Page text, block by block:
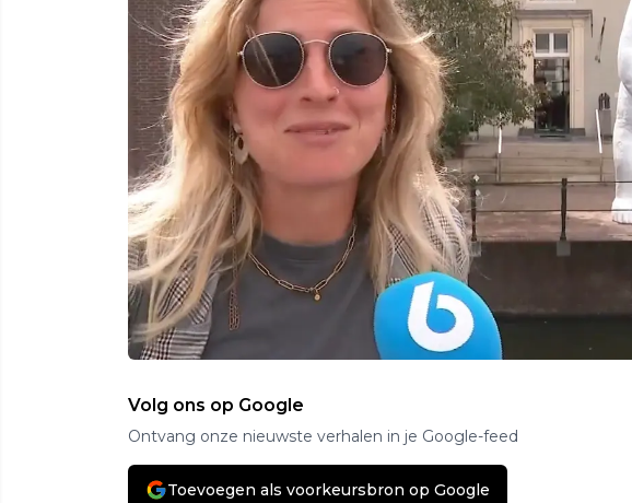
Volg ons op Google
Ontvang onze nieuwste verhalen in je Google-feed
Toevoegen als voorkeursbron op Google